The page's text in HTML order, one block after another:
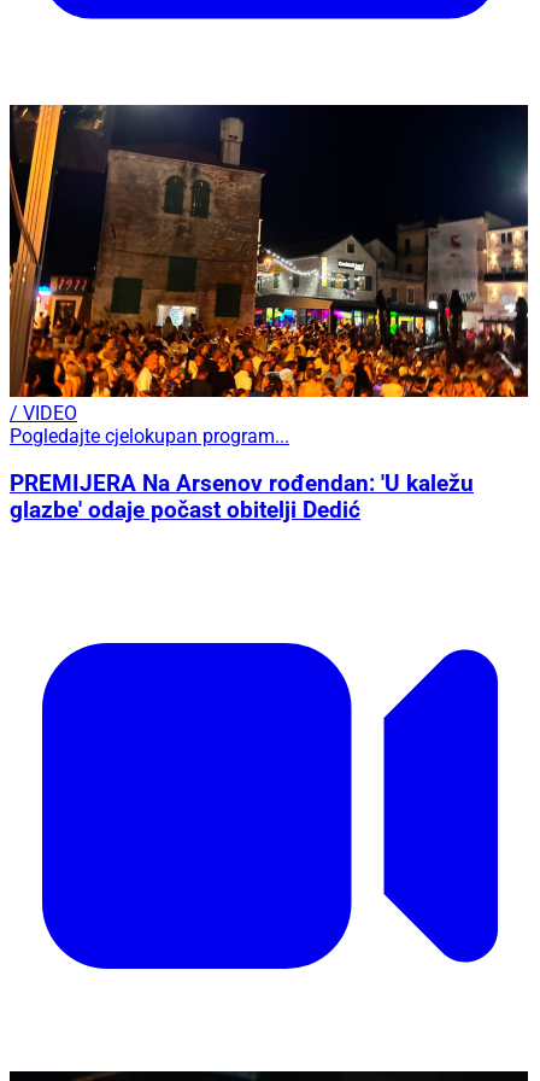
/ VIDEO
Pogledajte cjelokupan program...
PREMIJERA Na Arsenov rođendan: 'U kaležu
glazbe' odaje počast obitelji Dedić